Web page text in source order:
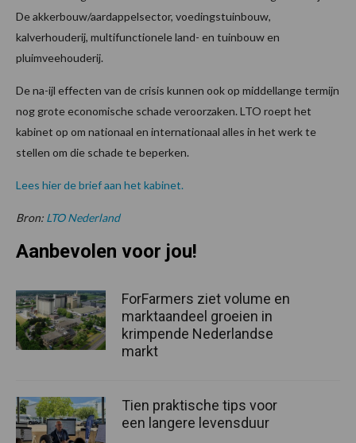
De akkerbouw/aardappelsector, voedingstuinbouw,
kalverhouderij, multifunctionele land- en tuinbouw en
pluimveehouderij.
De na-ijl effecten van de crisis kunnen ook op middellange termijn
nog grote economische schade veroorzaken. LTO roept het
kabinet op om nationaal en internationaal alles in het werk te
stellen om die schade te beperken.
Lees hier de brief aan het kabinet.
Bron: LTO Nederland
Aanbevolen voor jou!
ForFarmers ziet volume en
marktaandeel groeien in
krimpende Nederlandse
markt
Tien praktische tips voor
een langere levensduur